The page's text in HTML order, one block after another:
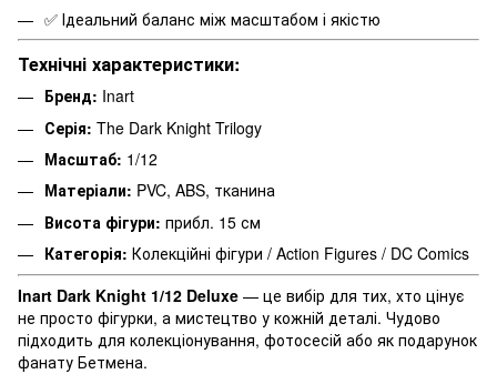
✅ Ідеальний баланс між масштабом і якістю
Технічні характеристики:
Бренд: Inart
Серія: The Dark Knight Trilogy
Масштаб: 1/12
Матеріали: PVC, ABS, тканина
Висота фігури: прибл. 15 см
Категорія: Колекційні фігури / Action Figures / DC Comics
Inart Dark Knight 1/12 Deluxe — це вибір для тих, хто цінує
не просто фігурки, а мистецтво у кожній деталі. Чудово
підходить для колекціонування, фотосесій або як подарунок
фанату Бетмена.